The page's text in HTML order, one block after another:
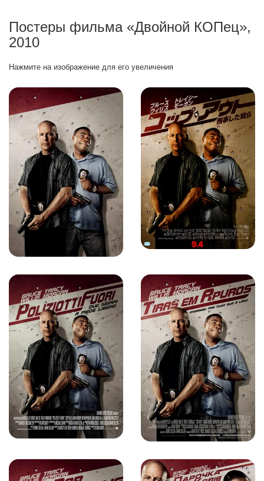
Постеры фильма «Двойной КОПец»,
2010
Нажмите на изображение для его увеличения